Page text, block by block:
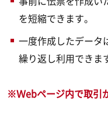
を短縮できます。
一度作成したデータ
繰り返し利用できま
※Ｗebページ内で取引